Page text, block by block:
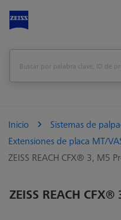
Inicio Sistemas de
Extensiones de placa MT/
ZEISS REACH CFX® 3, M5
ZEISS REACH